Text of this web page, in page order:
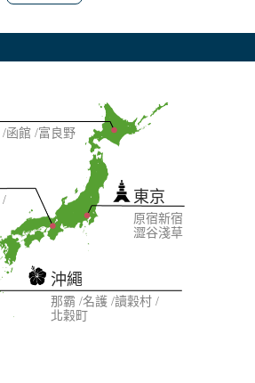
東京
原宿新宿
澀谷淺草
沖繩
那霸 名護 讀穀村
北穀町
函館 富良野